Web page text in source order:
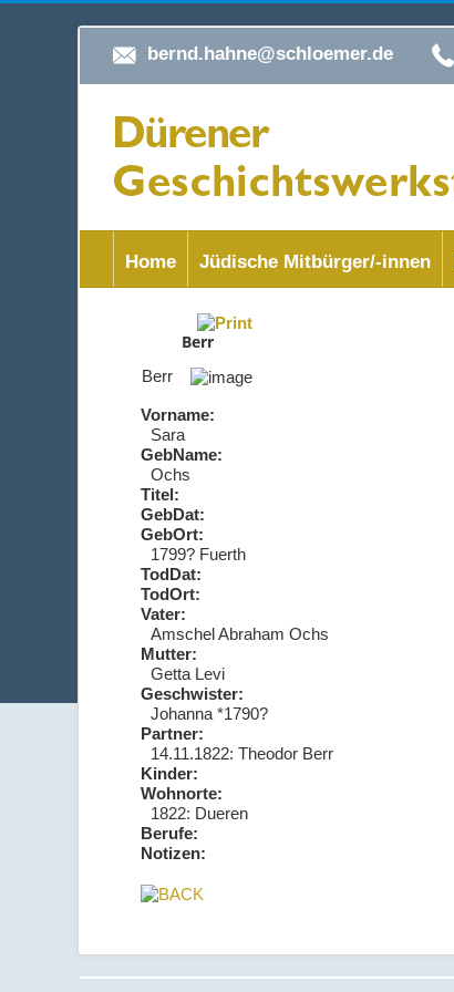
bernd.hahne@schloemer.de
Home Jüdische Mitbürger/-innen
Berr
Berr
Vorname:
Sara
GebName:
Ochs
Titel:
GebDat:
GebOrt:
1799? Fuerth
TodDat:
TodOrt:
Vater:
Amschel Abraham Ochs
Mutter:
Getta Levi
Geschwister:
Johanna *1790?
Partner:
14.11.1822: Theodor Berr
Kinder:
Wohnorte:
1822: Dueren
Berufe:
Notizen: